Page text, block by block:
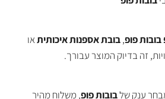
פופ,בובת אספנות איכותיתאו
זה בדיוק המוצר עבורך.
ענק שלבובות פופ, משלוח מהיר